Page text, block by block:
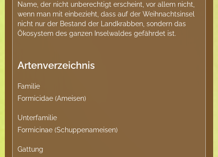
Name, der nicht unberechtigt erscheint, vor allem nicht,
wenn man mit einbezieht, dass auf der Weihnachtsinsel
nicht nur der Bestand der Landkrabben, sondern das
Ökosystem des ganzen Inselwaldes gefährdet ist.
Artenverzeichnis
Familie
Formicidae (Ameisen)
Unterfamilie
Formicinae (Schuppenameisen)
Gattung